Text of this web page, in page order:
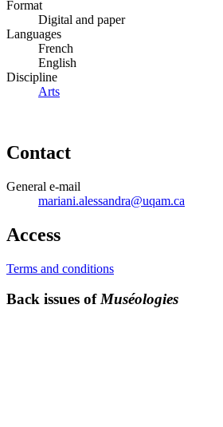
Format
Digital and paper
Languages
French
English
Discipline
Arts
Contact
General e-mail
mariani.alessandra@uqam.ca
Access
Terms and conditions
Back issues ofMuséologies